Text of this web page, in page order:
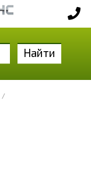
Найти
/